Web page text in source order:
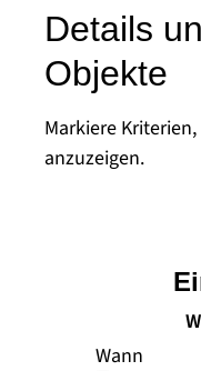
Details
Objekte
Markiere
anzuzeigen.
Wann